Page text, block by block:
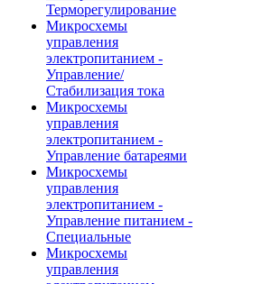
Терморегулирование
Микросхемы
управления
электропитанием -
Управление/
Стабилизация тока
Микросхемы
управления
электропитанием -
Управление батареями
Микросхемы
управления
электропитанием -
Управление питанием -
Специальные
Микросхемы
управления